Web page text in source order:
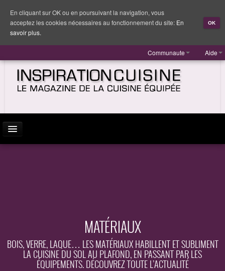
Communaute Aide
MATÉRIAUX
BOIS, VERRE, LAQUE… LES MATÉRIAUX HABILLENT ET SUBLIMENT
LA CUISINE DU SOL AU PLAFOND, EN PASSANT PAR LES
ÉQUIPEMENTS. DÉCOUVREZ TOUTE L’ACTUALITÉ
En cliquant sur OK ou en poursuivant la navigation, vous
acceptez les cookies nécessaires au fonctionnement du site: En
savoir plus.
OK